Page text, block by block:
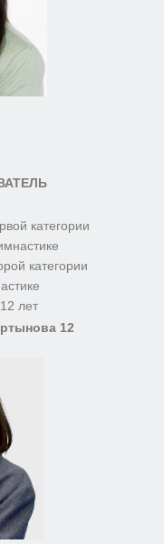
12
категории
категории
лет